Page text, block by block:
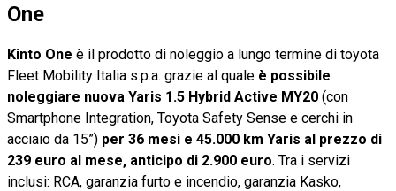
One
Kinto One è il prodotto di noleggio a lungo termine di toyota
Fleet Mobility Italia s.p.a. grazie al quale è possibile
noleggiare nuova Yaris 1.5 Hybrid Active MY20 (con
Smartphone Integration, Toyota Safety Sense e cerchi in
acciaio da 15”) per 36 mesi e 45.000 km Yaris al prezzo di
239 euro al mese, anticipo di 2.900 euro. Tra i servizi
inclusi: RCA, garanzia furto e incendio, garanzia Kasko,